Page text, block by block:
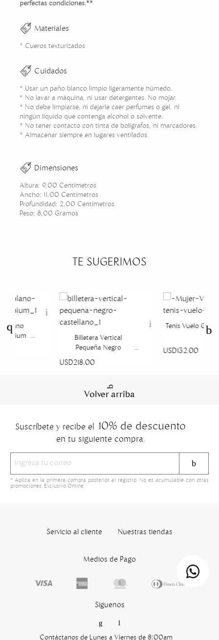
perfectas condiciones.**
Materiales
* Cueros texturizados
Cuidados
* Usar un paño blanco limpio ligeramente húmedo.
* No lavar a máquina, ni usar detergentes. No mojar.
* No debe limpiarse, ni dejarle caer perfumes o gel, ni
ningún líquido que contenga alcohol o solvente.
* No tener contacto con tinta de bolígrafos, ni marcadores.
* Almacenar siempre en lugares ventilados.
Dimensiones
Altura: 9,00 Centímetros
Ancho: 11,00 Centímetros
Profundidad: 2,00 Centímetros
Peso: 8,00 Gramos
TE SUGERIMOS
Billetera Vertical
Pequeña Negro
USD218.00
Tenis Vuelo
USD132.00
Volver arriba
Suscríbete y recibe el 10% de descuento
en tu siguiente compra.
* Aplica en la primera compra posterior al registro. No es acumulable con otras
promociones. Exclusivo Online.
Servicio al cliente Nuestras tiendas
Medios de Pago
Siguenos
Contáctanos de Lunes a Viernes de 8:00am